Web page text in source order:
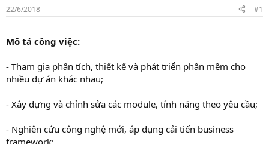
g
22/6/2018 #1
Mô tả công việc:
- Tham gia phân tích, thiết kế và phát triển phần mềm cho
nhiều dự án khác nhau;
- Xây dựng và chỉnh sửa các module, tính năng theo yêu cầu;
- Nghiên cứu công nghệ mới, áp dụng cải tiến business
framework;